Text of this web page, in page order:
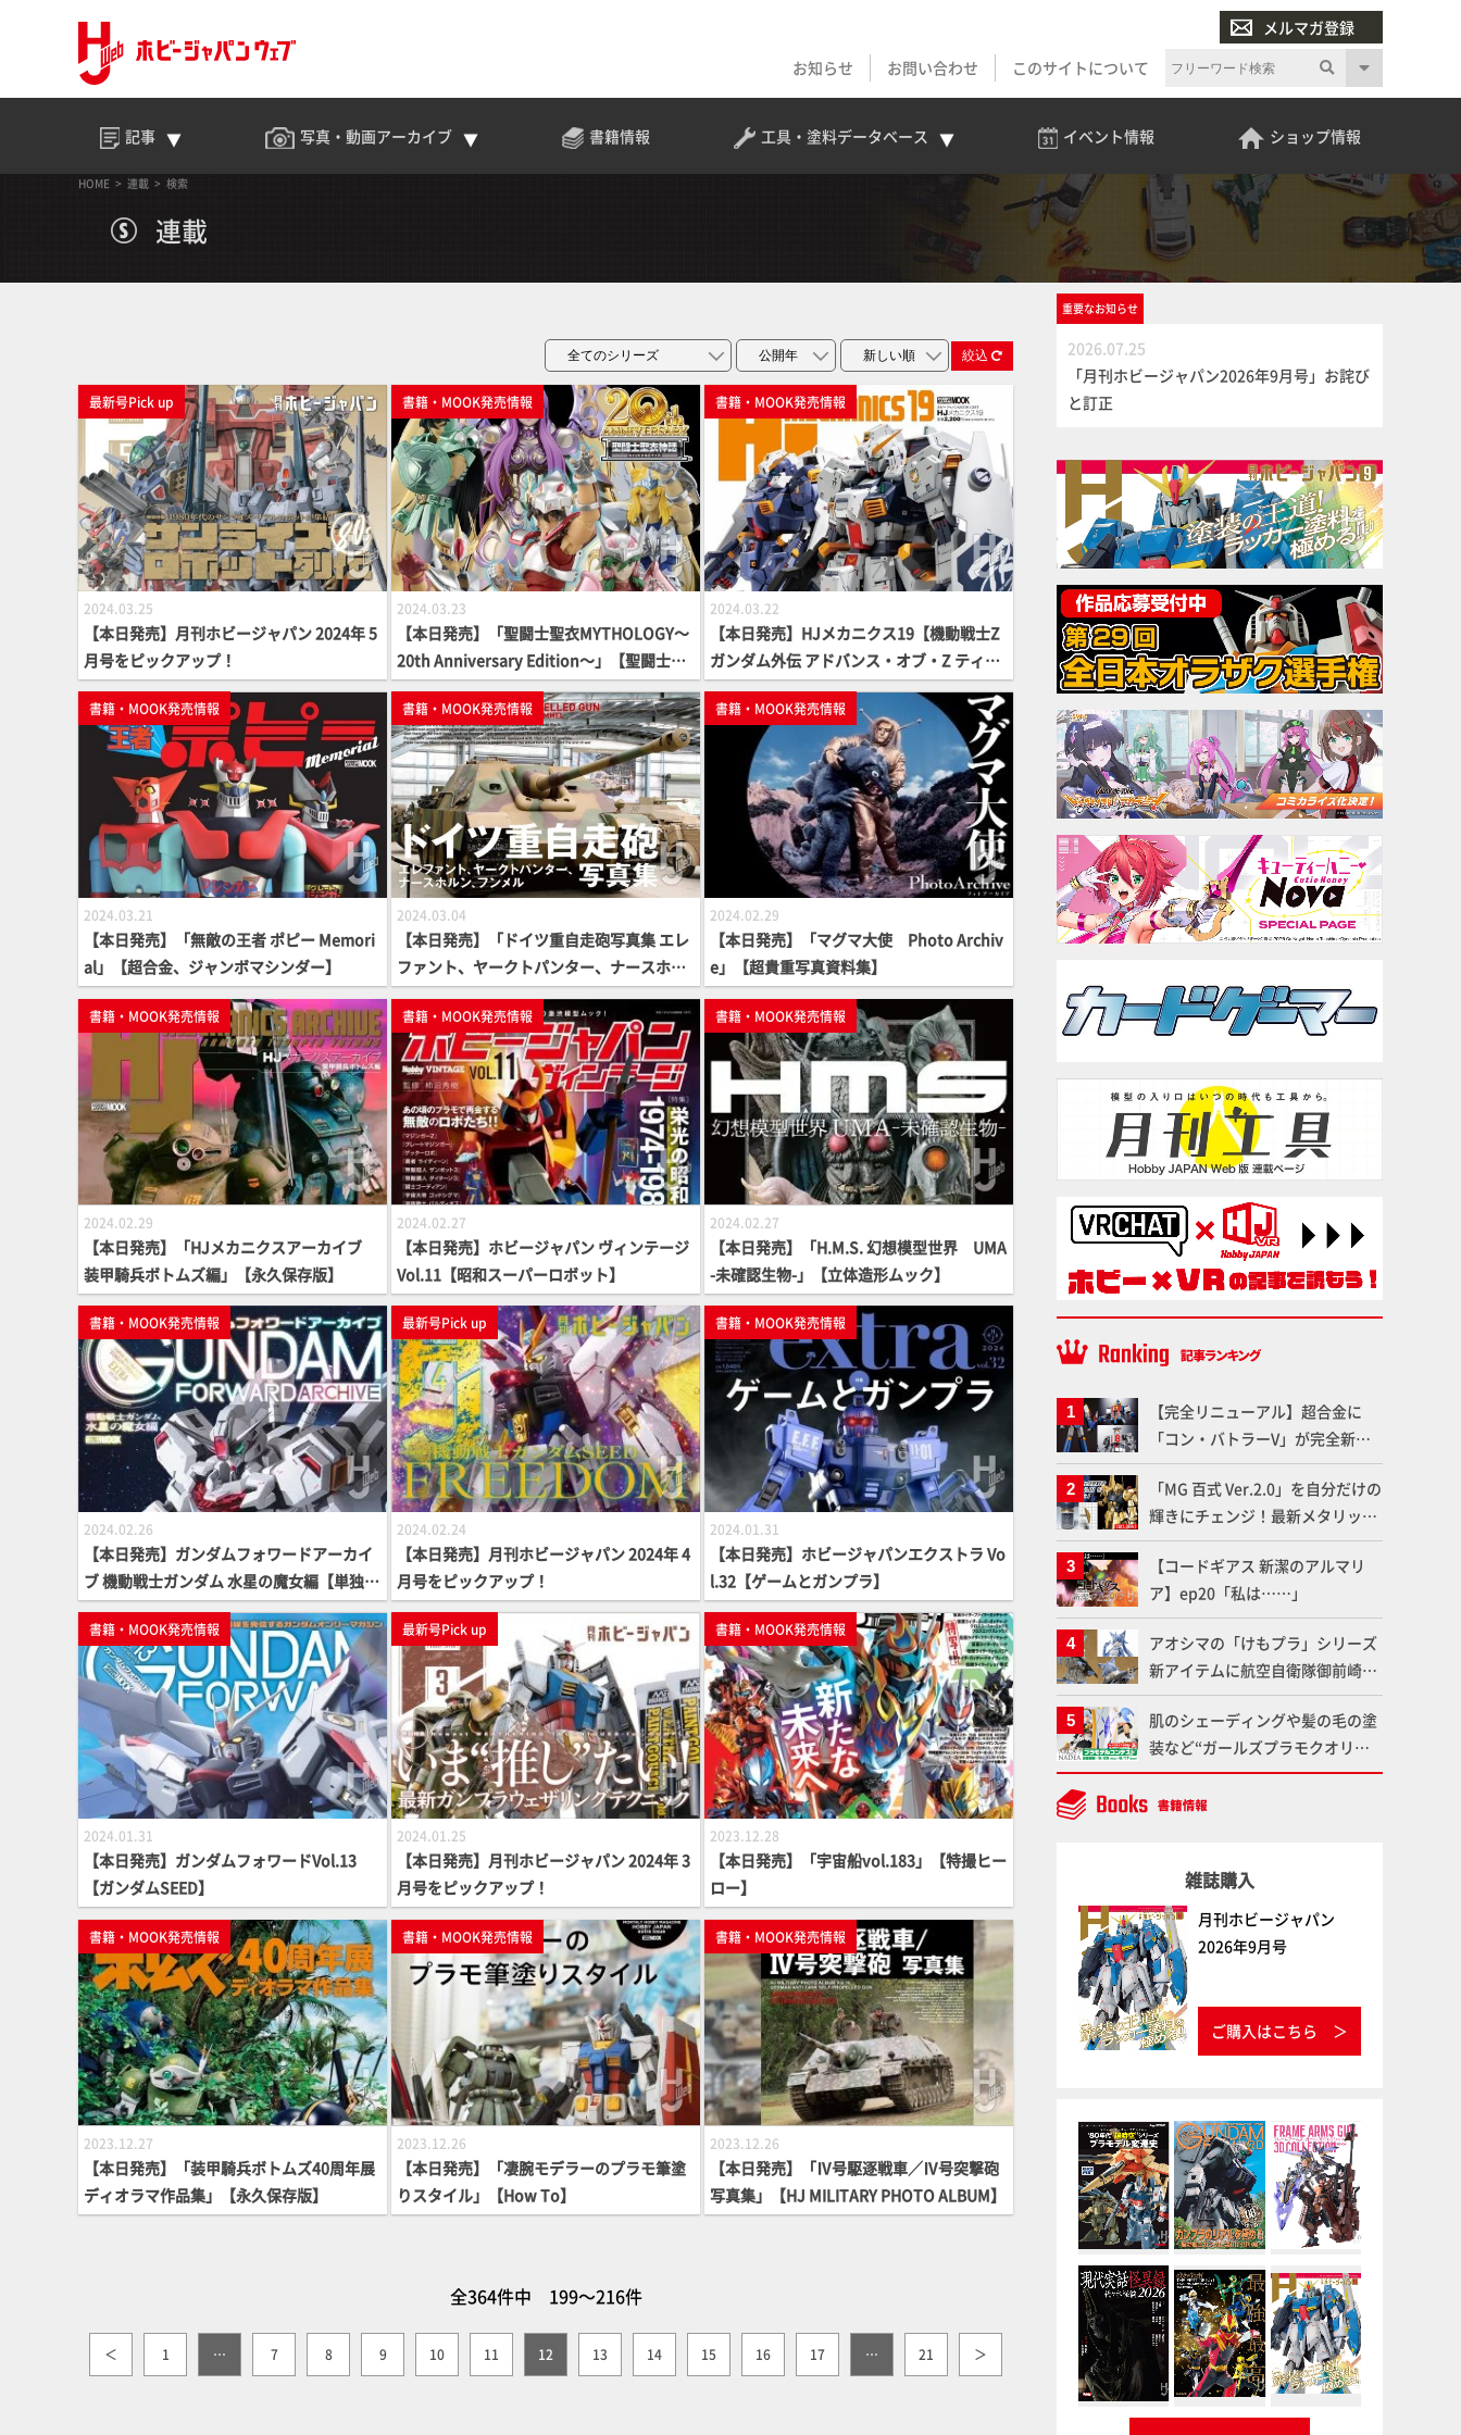
メルマガ登録
お知らせ
お問い合わせ このサイトについて
記事 写真・動画アーカイブ 書籍情報 工具・塗料データベース イベント情報 ショップ情報
HOME 連載 検索
連載
絞込
最新号Pick up
2024.03.25
【本日発売】月刊ホビージャパン 2024年 5
月号をピックアップ！
書籍・MOOK発売情報
2024.03.23
【本日発売】「聖闘士聖衣MYTHOLOGY～
20th Anniversary Edition～」【聖闘士星
矢】
書籍・MOOK発売情報
2024.03.22
【本日発売】HJメカニクス19【機動戦士Z
ガンダム外伝 アドバンス・オブ・Z ティタ
ーンズの旗のもとに】
書籍・MOOK発売情報
2024.03.21
【本日発売】「無敵の王者 ポピー Memori
al」【超合金、ジャンボマシンダー】
書籍・MOOK発売情報
2024.03.04
【本日発売】「ドイツ重自走砲写真集 エレ
ファント、ヤークトパンター、ナースホル
ン、フンメル」【HJ MILITARY PHOTO AL
BUM】
書籍・MOOK発売情報
2024.02.29
【本日発売】「マグマ大使 Photo Archiv
e」【超貴重写真資料集】
書籍・MOOK発売情報
2024.02.29
【本日発売】「HJメカニクスアーカイブ
装甲騎兵ボトムズ編」【永久保存版】
書籍・MOOK発売情報
2024.02.27
【本日発売】ホビージャパン ヴィンテージ
Vol.11【昭和スーパーロボット】
書籍・MOOK発売情報
2024.02.27
【本日発売】「H.M.S. 幻想模型世界 UMA
-未確認生物-」【立体造形ムック】
書籍・MOOK発売情報
2024.02.26
【本日発売】ガンダムフォワードアーカイ
ブ 機動戦士ガンダム 水星の魔女編【単独単
行本】
最新号Pick up
2024.02.24
【本日発売】月刊ホビージャパン 2024年 4
月号をピックアップ！
書籍・MOOK発売情報
2024.01.31
【本日発売】ホビージャパンエクストラ Vo
l.32【ゲームとガンプラ】
書籍・MOOK発売情報
2024.01.31
【本日発売】ガンダムフォワードVol.13
【ガンダムSEED】
最新号Pick up
2024.01.25
【本日発売】月刊ホビージャパン 2024年 3
月号をピックアップ！
書籍・MOOK発売情報
2023.12.28
【本日発売】「宇宙船vol.183」【特撮ヒー
ロー】
書籍・MOOK発売情報
2023.12.27
【本日発売】「装甲騎兵ボトムズ40周年展
ディオラマ作品集」【永久保存版】
書籍・MOOK発売情報
2023.12.26
【本日発売】「凄腕モデラーのプラモ筆塗
りスタイル」【How To】
書籍・MOOK発売情報
2023.12.26
【本日発売】「Ⅳ号駆逐戦車／Ⅳ号突撃砲
写真集」【HJ MILITARY PHOTO ALBUM】
全364件中 199～216件
＜ 1 … 7 8 9 10 11 12 13 14 15 16 17 … 21 ＞
重要なお知らせ
2026.07.25
「月刊ホビージャパン2026年9月号」お詫び
と訂正
【完全リニューアル】超合金に
「コン・バトラーV」が完全新規
造形で登場！気になる仕様を試作
品の撮り下ろしでご紹介!!さらに
「大鉄人17」＆「ワンエイト」セ
ット情報もお届け！【超合金の
魂】
「MG 百式 Ver.2.0」を自分だけの
輝きにチェンジ！最新メタリック
塗料を使ってより金属感を増した
仕上がりに!!【試し読み】
【コードギアス 新潔のアルマリ
ア】ep20「私は……」
アオシマの「けもプラ」シリーズ
新アイテムに航空自衛隊御前崎分
屯基地の公式キャラクターとして
誕生した「おまねこ」が着任！け
もプラ公式サイト限定版と通常版
の2ラインで発売！
肌のシェーディングや髪の毛の塗
装など“ガールズプラモクオリテ
ィアップ術”で仕上げる！カスタ
ム作例「白騎士ソフィエラ」が完
11:59まで応募受付中】
雑誌購入
月刊ホビージャパン
2026年9月号
ご購入はこちら